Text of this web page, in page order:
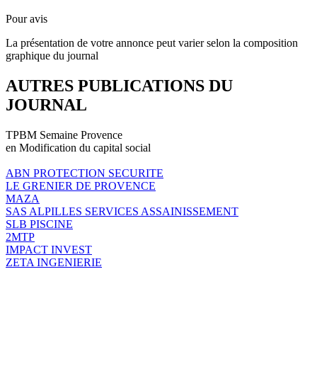
Pour avis
La présentation de votre annonce peut varier selon la composition
graphique du journal
AUTRES PUBLICATIONS DU
JOURNAL
TPBM Semaine Provence
en Modification du capital social
ABN PROTECTION SECURITE
LE GRENIER DE PROVENCE
MAZA
SAS ALPILLES SERVICES ASSAINISSEMENT
SLB PISCINE
2MTP
IMPACT INVEST
ZETA INGENIERIE